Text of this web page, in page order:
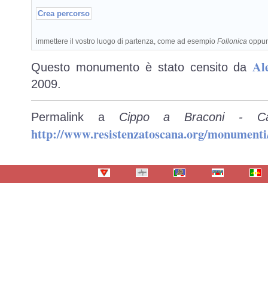
immettere il vostro luogo di partenza, come ad esempio Follonica
Questo monumento è stato censito da
2009.
Permalink a Cippo a Braconi -
http://www.resistenzatoscana.org/